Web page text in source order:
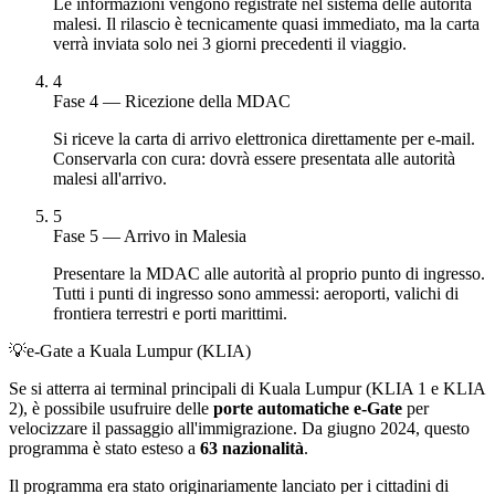
Le informazioni vengono registrate nel sistema delle autorità
malesi. Il rilascio è tecnicamente quasi immediato, ma la carta
verrà inviata solo nei 3 giorni precedenti il viaggio.
4
Fase 4 — Ricezione della MDAC
Si riceve la carta di arrivo elettronica direttamente per e-mail.
Conservarla con cura: dovrà essere presentata alle autorità
malesi all'arrivo.
5
Fase 5 — Arrivo in Malesia
Presentare la MDAC alle autorità al proprio punto di ingresso.
Tutti i punti di ingresso sono ammessi: aeroporti, valichi di
frontiera terrestri e porti marittimi.
💡e-Gate a Kuala Lumpur (KLIA)
Se si atterra ai terminal principali di Kuala Lumpur (KLIA 1 e KLIA
2), è possibile usufruire delle porte automatiche e-Gate per
velocizzare il passaggio all'immigrazione. Da giugno 2024, questo
programma è stato esteso a 63 nazionalità.
Il programma era stato originariamente lanciato per i cittadini di